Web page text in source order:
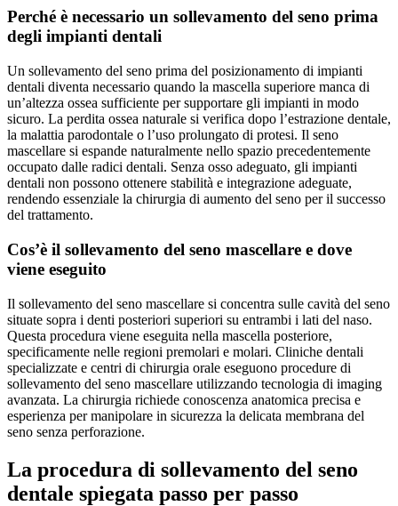
Perché è necessario un sollevamento del seno prima
degli impianti dentali
Un sollevamento del seno prima del posizionamento di impianti
dentali diventa necessario quando la mascella superiore manca di
un’altezza ossea sufficiente per supportare gli impianti in modo
sicuro. La perdita ossea naturale si verifica dopo l’estrazione dentale,
la malattia parodontale o l’uso prolungato di protesi. Il seno
mascellare si espande naturalmente nello spazio precedentemente
occupato dalle radici dentali. Senza osso adeguato, gli impianti
dentali non possono ottenere stabilità e integrazione adeguate,
rendendo essenziale la chirurgia di aumento del seno per il successo
del trattamento.
Cos’è il sollevamento del seno mascellare e dove
viene eseguito
Il sollevamento del seno mascellare si concentra sulle cavità del seno
situate sopra i denti posteriori superiori su entrambi i lati del naso.
Questa procedura viene eseguita nella mascella posteriore,
specificamente nelle regioni premolari e molari. Cliniche dentali
specializzate e centri di chirurgia orale eseguono procedure di
sollevamento del seno mascellare utilizzando tecnologia di imaging
avanzata. La chirurgia richiede conoscenza anatomica precisa e
esperienza per manipolare in sicurezza la delicata membrana del
seno senza perforazione.
La procedura di sollevamento del seno
dentale spiegata passo per passo